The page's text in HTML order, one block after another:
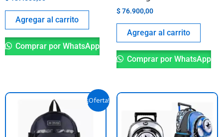
Agregar al carrito
Comprar por WhatsApp
$76.900,00
Agregar al carrito
Comprar por WhatsApp
¡Oferta!
El
precio
original
era:
$ 94.500,00.
El
precio
actual
$ 84.500,00.